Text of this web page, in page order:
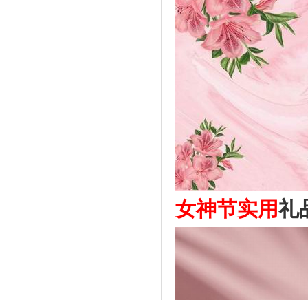
女神节实用礼